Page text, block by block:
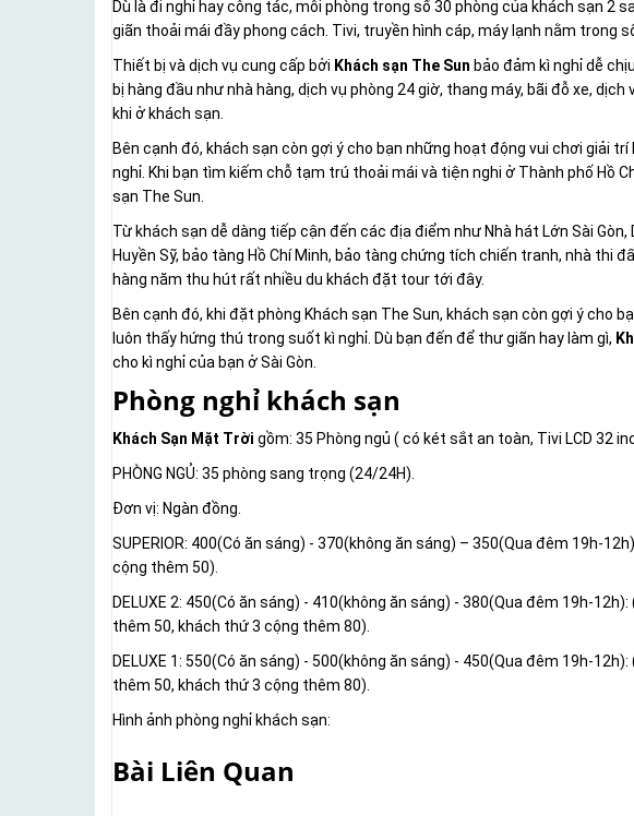
Dù là đi nghỉ hay công tác, mỗi phòng trong số 30 phòng của khách sạn 2
giãn thoải mái đầy phong cách. Tivi, truyền hình cáp, máy lạnh nằm trong
Thiết bị và dịch vụ cung cấp bởi Khách sạn The Sun bảo đảm kì nghỉ dễ
bị hàng đầu như nhà hàng, dịch vụ phòng 24 giờ, thang máy, bãi đỗ xe,
khi ở khách sạn.
Bên cạnh đó, khách sạn còn gợi ý cho bạn những hoạt động vui chơi giải
nghỉ. Khi bạn tìm kiếm chỗ tạm trú thoải mái và tiện nghi ở Thành phố Hồ
sạn The Sun.
Từ khách sạn dễ dàng tiếp cận đến các địa điểm như Nhà hát Lớn Sài
Huyền Sỹ, bảo tàng Hồ Chí Minh, bảo tàng chứng tích chiến tranh, nhà thi
hàng năm thu hút rất nhiều du khách đặt tour tới đây.
Bên cạnh đó, khi đặt phòng Khách sạn The Sun, khách sạn còn gợi ý cho
luôn thấy hứng thú trong suốt kì nghỉ. Dù bạn đến để thư giãn hay làm gì,
cho kì nghỉ của bạn ở Sài Gòn.
Phòng nghỉ khách sạn
Khách Sạn Mặt Trời gồm: 35 Phòng ngủ ( có két sắt an toàn, Tivi LCD 32
PHÒNG NGỦ: 35 phòng sang trọng (24/24H).
Đơn vị: Ngàn đồng.
SUPERIOR: 400(Có ăn sáng) - 370(không ăn sáng) – 350(Qua đêm 19h-
cộng thêm 50).
DELUXE 2: 450(Có ăn sáng) - 410(không ăn sáng) - 380(Qua đêm 19h-
thêm 50, khách thứ 3 cộng thêm 80).
DELUXE 1: 550(Có ăn sáng) - 500(không ăn sáng) - 450(Qua đêm 19h-
thêm 50, khách thứ 3 cộng thêm 80).
Hình ảnh phòng nghỉ khách sạn:
Bài Liên Quan